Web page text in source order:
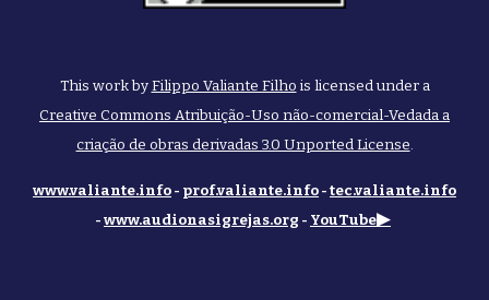
This work by Filippo Valiante Filho is licensed under a
Creative Commons Atribuição-Uso não-comercial-Vedada a
criação de obras derivadas 3.0 Unported License.
www.valiante.info- prof.valiante.info-tec.valiante.info
-www.audionasigrejas.org - YouTube▶